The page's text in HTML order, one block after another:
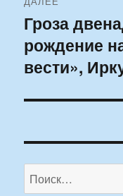
Следующая
запись:
Гроза
рождение
вести»,
Искать: